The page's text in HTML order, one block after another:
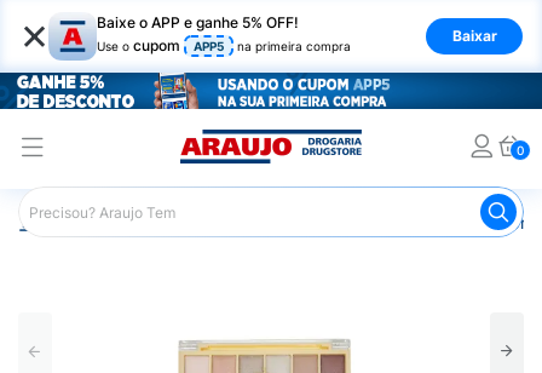
× Baixe o APP e ganhe 5% OFF!
Use o cupom APP5 na primeira compra
Baixar
0
Araujo Maquiagem Paleta